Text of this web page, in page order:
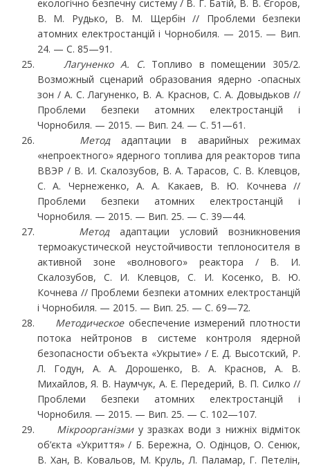
екологічно безпечну систему / В. Г. Ба­тій, В. В. Єгоров,
В. М. Рудько, В. М. Щербін // Проблеми безпеки
атомних електростанцій і Чорнобиля. — 2015. — Вип.
24. — С. 85—91.
Лагуненко А. С. Топливо в помещении 305/2.
Возможный сценарий образования ядерно -опасных
зон / А. С. Лагуненко, В. А. Краснов, С. А. Довыдьков //
Проблеми безпеки атомних електростанцій і
Чорнобиля. — 2015. — Вип. 24. — С. 51—61.
Метод адаптации в аварийных режимах
«непроектного» ядерного топлива для реакторов типа
ВВЭР / В. И. Скалозубов, В. А. Тарасов, С. В. Клевцов,
С. А. Чернеженко, А. А. Какаев, В. Ю. Кочнева //
Проблеми безпеки атомних електростанцій і
Чорнобиля. — 2015. — Вип. 25. — С. 39—44.
Методадаптации условий возникновения
термоакустической неустойчивости теплоноси­теля в
активной зоне «волнового» реактора / В. И.
Скалозубов, С. И. Клевцов, С. И. Косенко, В. Ю.
Кочнева // Проблеми безпеки атомних електростанцій
і Чорнобиля. — 2015. — Вип. 25. — С. 69—72.
Методическое обеспечение измерений плотности
потока нейтронов в системе контроля ядерной
безопасности объекта «Укрытие» / Е. Д. Высотский, Р.
Л. Годун, А. А. Дорошенко, В. А. Краснов, А. В.
Михайлов, Я. В. Наумчук, А. Е. Передерий, В. П. Силко //
Проблеми безпе­ки атомних електростанцій і
Чорнобиля. — 2015. — Вип. 25. — С. 102—107.
Мікроорганізми у зразках води з нижніх відміток
об’єкта «Укриття» / Б. Бережна, О. Одінцов, О. Сенюк,
В. Хан, В. Ковальов, М. Круль, Л. Паламар, Г. Петелін,